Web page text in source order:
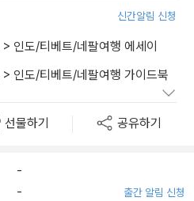
신간알림 신청
> 인도/티베트/네팔여행 에세이
> 인도/티베트/네팔여행 가이드북
선물하기 공유하기
-
- 출간 알림 신청